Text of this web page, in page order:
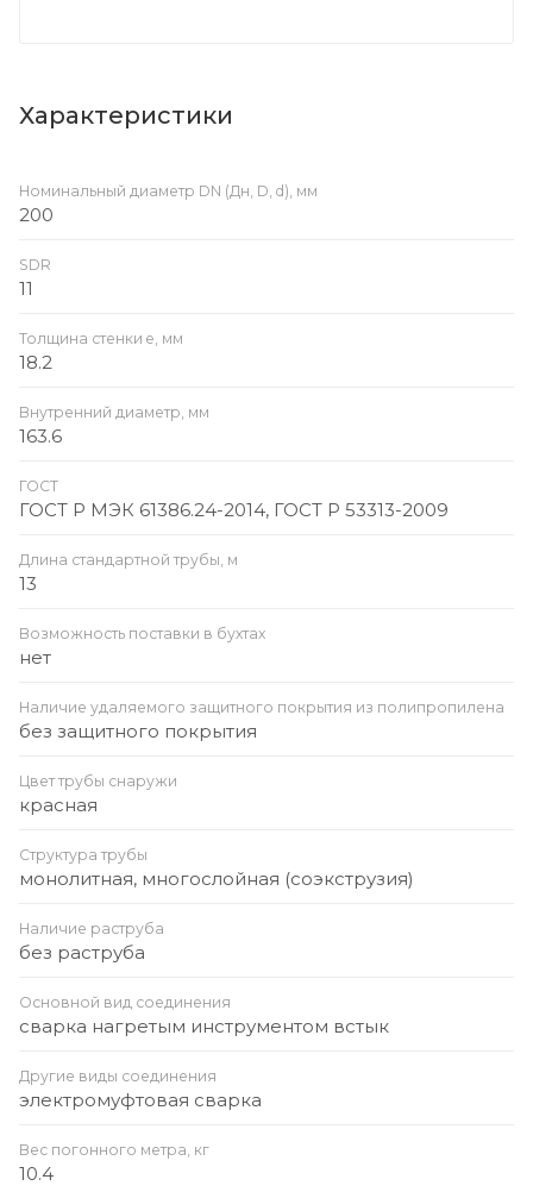
Характеристики
Номинальный диаметр DN (Дн, D, d), мм
200
SDR
11
Толщина стенки e, мм
18.2
Внутренний диаметр, мм
163.6
ГОСТ
ГОСТ Р МЭК 61386.24-2014, ГОСТ Р 53313-2009
Длина стандартной трубы, м
13
Возможность поставки в бухтах
нет
Наличие удаляемого защитного покрытия из полипропилена
без защитного покрытия
Цвет трубы снаружи
красная
Структура трубы
монолитная, многослойная (соэкструзия)
Наличие раструба
без раструба
Основной вид соединения
сварка нагретым инструментом встык
Другие виды соединения
электромуфтовая сварка
Вес погонного метра, кг
10.4